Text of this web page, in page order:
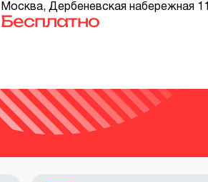
Москва, Дербеневская набережная 11
Бесплатно